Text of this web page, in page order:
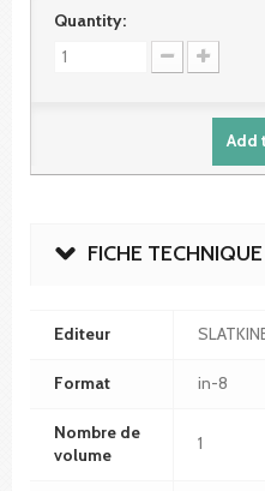
Quantity:
Add
FICHE TECHNIQUE
Editeur
Format in-8
Nombre de
volume
1